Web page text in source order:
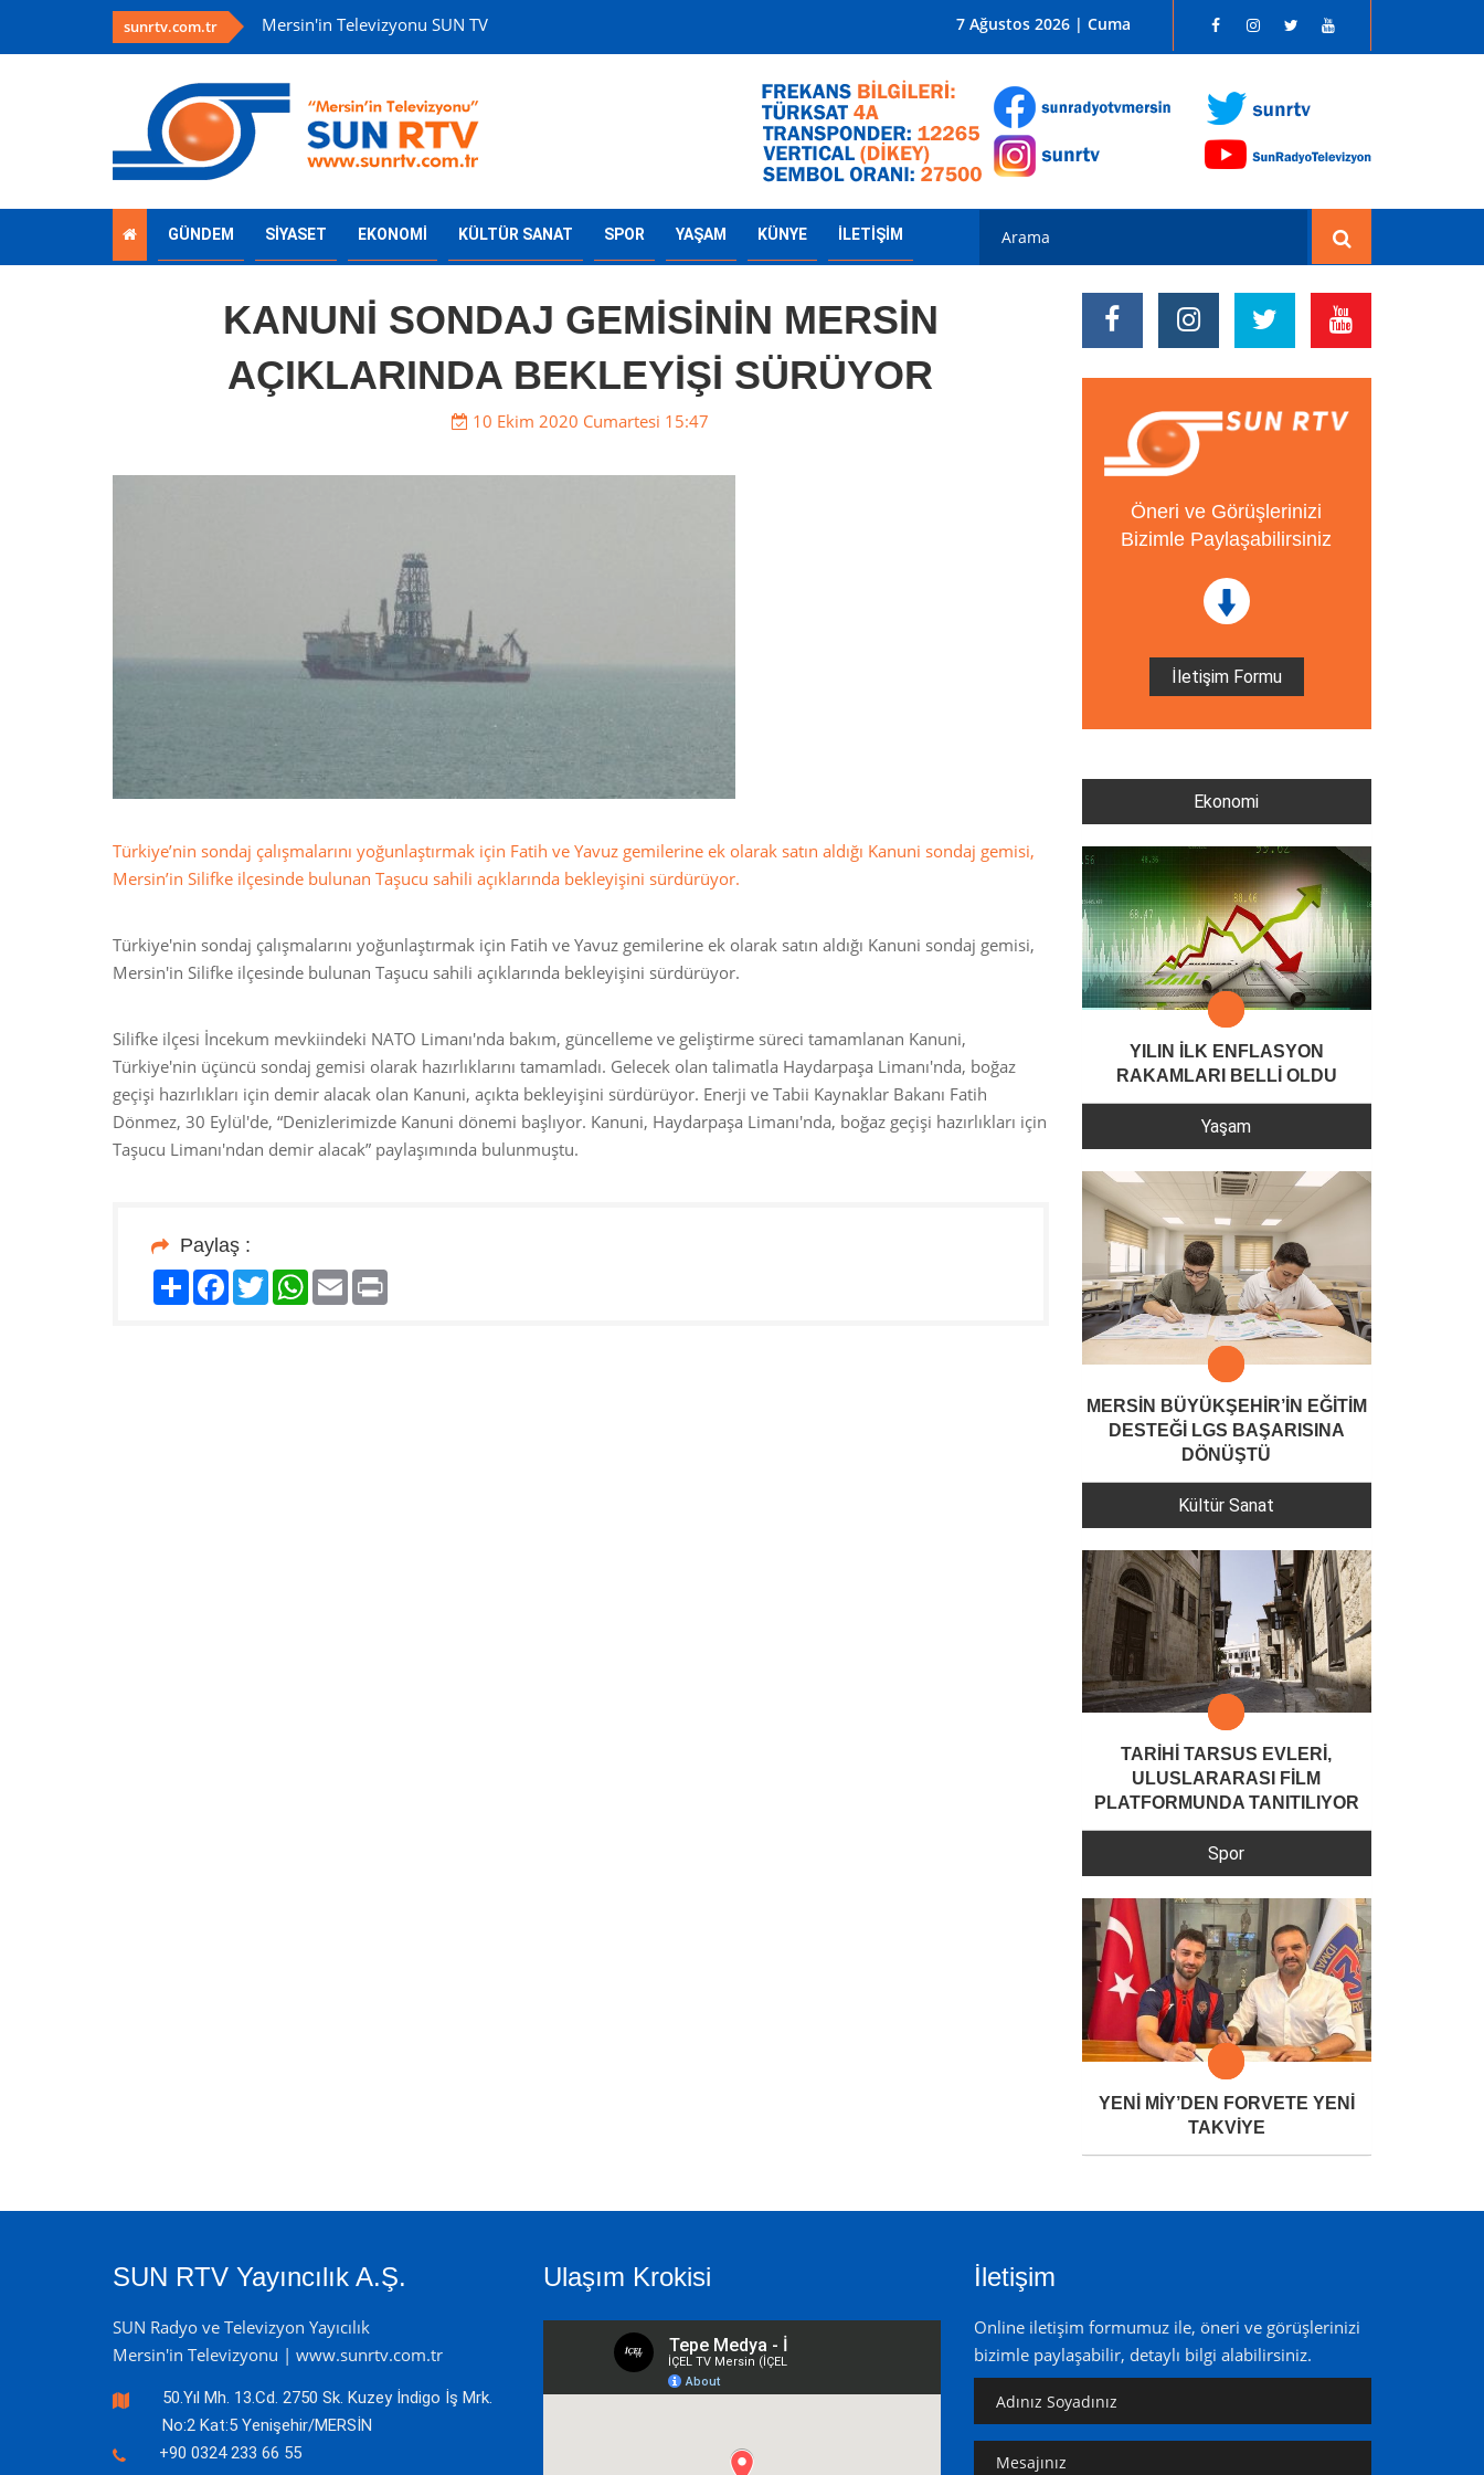
sunrtv.com.tr Mersin'in Televizyonu SUN TV Mersin'in Radyosu SUN RADYO FM 96.1
7 Ağustos 2026 | Cuma
GÜNDEM SİYASET EKONOMİ KÜLTÜR SANAT SPOR YAŞAM KÜNYE İLETİŞİM
KANUNİ SONDAJ GEMİSİNİN MERSİN
AÇIKLARINDA BEKLEYİŞİ SÜRÜYOR
10 Ekim 2020 Cumartesi 15:47
Türkiye’nin sondaj çalışmalarını yoğunlaştırmak için Fatih ve Yavuz gemilerine ek olarak satın aldığı Kanuni sondaj gemisi,
Mersin’in Silifke ilçesinde bulunan Taşucu sahili açıklarında bekleyişini sürdürüyor.
Türkiye'nin sondaj çalışmalarını yoğunlaştırmak için Fatih ve Yavuz gemilerine ek olarak satın aldığı Kanuni sondaj gemisi,
Mersin'in Silifke ilçesinde bulunan Taşucu sahili açıklarında bekleyişini sürdürüyor.
Silifke ilçesi İncekum mevkiindeki NATO Limanı'nda bakım, güncelleme ve geliştirme süreci tamamlanan Kanuni,
Türkiye'nin üçüncü sondaj gemisi olarak hazırlıklarını tamamladı. Gelecek olan talimatla Haydarpaşa Limanı'nda, boğaz
geçişi hazırlıkları için demir alacak olan Kanuni, açıkta bekleyişini sürdürüyor. Enerji ve Tabii Kaynaklar Bakanı Fatih
Dönmez, 30 Eylül'de, “Denizlerimizde Kanuni dönemi başlıyor. Kanuni, Haydarpaşa Limanı'nda, boğaz geçişi hazırlıkları için
Taşucu Limanı'ndan demir alacak” paylaşımında bulunmuştu.
Paylaş :
PaylaşFacebook
TwitterWhatsApp
Email
Öneri ve Görüşlerinizi
Bizimle Paylaşabilirsiniz
İletişim Formu
Ekonomi
YILIN İLK ENFLASYON
RAKAMLARI BELLİ OLDU
Yaşam
MERSİN BÜYÜKŞEHİR’İN EĞİTİM
DESTEĞİ LGS BAŞARISINA
DÖNÜŞTÜ
Kültür Sanat
TARİHİ TARSUS EVLERİ,
ULUSLARARASI FİLM
PLATFORMUNDA TANITILIYOR
Spor
YENİ MİY’DEN FORVETE YENİ
TAKVİYE
SUN RTV Yayıncılık A.Ş.
SUN Radyo ve Televizyon Yayıcılık
Mersin'in Televizyonu | www.sunrtv.com.tr
50.Yıl Mh. 13.Cd. 2750 Sk. Kuzey İndigo İş Mrk.
No:2 Kat:5 Yenişehir/MERSİN
+90 0324 233 66 55
Ulaşım Krokisi İletişim
Online iletişim formumuz ile, öneri ve görüşlerinizi
bizimle paylaşabilir, detaylı bilgi alabilirsiniz.